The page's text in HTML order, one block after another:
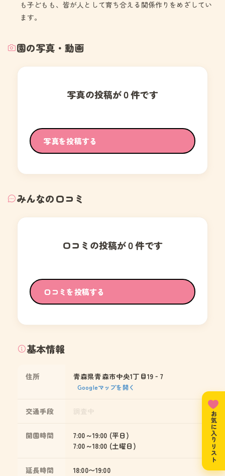
も子どもも、皆が人として育ち合える関係作りをめざしてい
ます。
園の写真・動画
写真の投稿が０件です
写真を投稿する
みんなの口コミ
口コミの投稿が０件です
口コミを投稿する
基本情報
住所 青森県青森市中央1丁目19‐7
Googleマップを開く
交通手段
開園時間
7:00～19:00 (平日)
7:00～18:00 (土曜日)
延長時間 18:00〜19:00
お気に入りリスト